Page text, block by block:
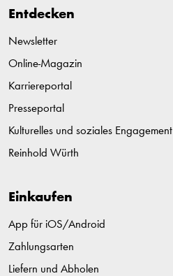
Entdecken
Newsletter
Online-Magazin
Karriereportal
Presseportal
Kulturelles und soziales Engagement
Reinhold Würth
Einkaufen
App für iOS/Android
Zahlungsarten
Liefern und Abholen